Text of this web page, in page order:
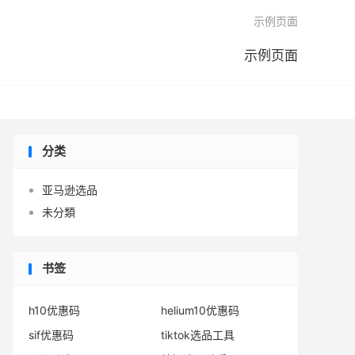
示例页面
示例页面
分类
亚马逊选品
未分類
书签
h10优惠码
helium10优惠码
sif优惠码
tiktok选品工具